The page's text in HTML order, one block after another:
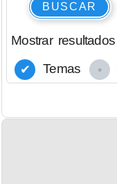
BUSCAR
Mostrar
Temas